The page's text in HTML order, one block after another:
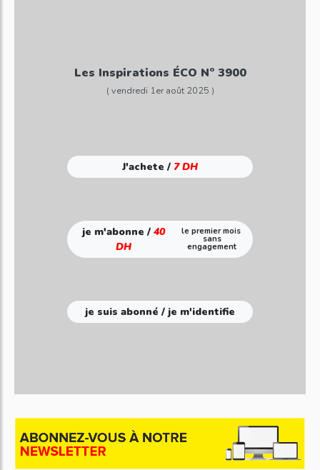
Les Inspirations ÉCO N° 3900
( vendredi 1er août 2025 )
J'achete / 7 DH
je m'abonne /40
DH
le premier mois
sans
engagement
je suis abonné / je m'identifie